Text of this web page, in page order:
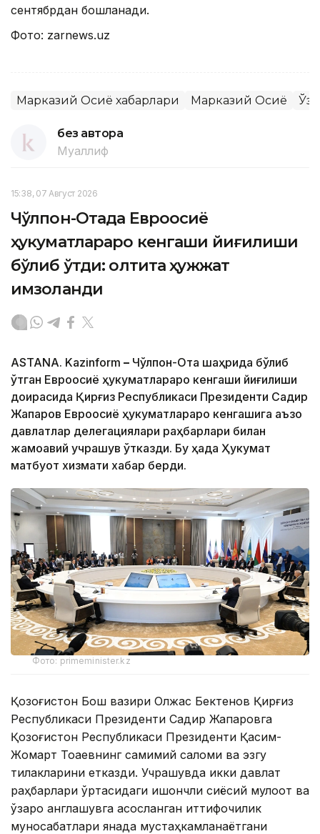
сентябрдан бошланади.
Фото: zarnews.uz
Марказий Осиё хабарлари Марказий Осиё
без автора
Муаллиф
15:38, 07 Август 2026
Чўлпон-Отада Евроосиё
ҳукуматлараро кенгаши йиғилиши
бўлиб ўтди: олтита ҳужжат
имзоланди
ASTANA. Kazinform – Чўлпон-Ота шаҳрида бўлиб
ўтган Евроосиё ҳукуматлараро кенгаши йиғилиши
доирасида Қирғиз Республикаси Президенти Садир
Жапаров Евроосиё ҳукуматлараро кенгашига аъзо
давлатлар делегациялари раҳбарлари билан
жамоавий учрашув ўтказди. Бу ҳақда Ҳукумат
матбуот хизмати хабар берди.
Фото: primeminister.kz
Қозоғистон Бош вазири Олжас Бектенов Қирғиз
Республикаси Президенти Садир Жапаровга
Қозоғистон Республикаси Президенти Қасим-
Жомарт Тоқаевнинг самимий саломи ва эзгу
тилакларини етказди. Учрашувда икки давлат
раҳбарлари ўртасидаги ишончли сиёсий мулоқот ва
ўзаро англашувга асосланган иттифоқчилик
муносабатлари янада мустаҳкамланаётгани